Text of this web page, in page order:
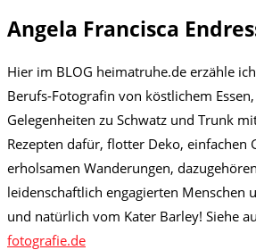
Angela Francisca
Hier im BLOG heimatruhe.de erzähle
Berufs-Fotografin von köstlichem
Gelegenheiten zu Schwatz und Trunk
Rezepten dafür, flotter Deko, einfachen
erholsamen Wanderungen,
leidenschaftlich engagierten Menschen
und natürlich vom Kater Barley! Siehe
fotografie.de